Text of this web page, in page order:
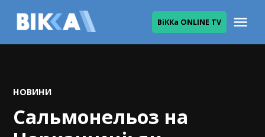
ВіККа ONLINE TV
POSTED
НОВИНИ
Сальмонельоз на